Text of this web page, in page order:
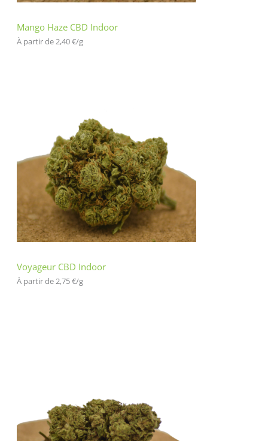
Mango Haze CBD Indoor
À partir de 2,40€/g
Voyageur CBD Indoor
À partir de 2,75€/g